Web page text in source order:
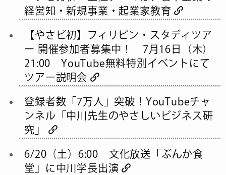
経営知・新規事業・起業家教育
【やさビ初】フィリピン・スタディツア
ー 開催参加者募集中！ 7月16日（木）
21:00 YouTube無料特別イベントにて
ツアー説明会
登録者数「7万人」突破！YouTubeチャ
ンネル「中川先生のやさしいビジネス研
究」
6/20（土）6:00 文化放送「ぶんか食
堂」に中川学長出演